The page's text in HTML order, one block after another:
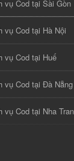
vụ Cod tại Sài Gòn
vụ Cod tại Hà Nội
vụ Cod tại Huế
vụ Cod tại Đà Nẵng
vụ Cod tại Nha